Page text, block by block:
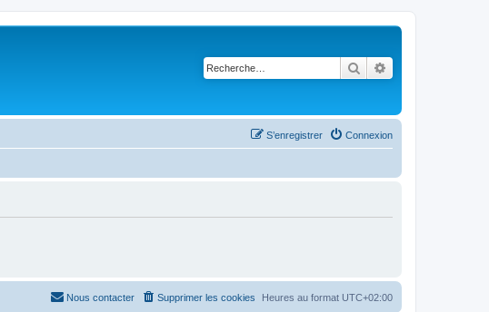
Rechercher
Connexion
S’enregistrer
Heures au format UTC+02:00
Supprimer les cookies
Nous contacter